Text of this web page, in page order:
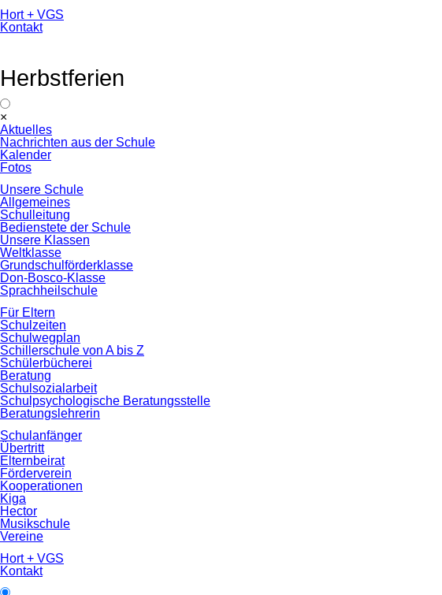
Hort + VGS
Kontakt
Herbstferien
×
überspringen
Aktuelles
Nachrichten aus der Schule
Kalender
Fotos
Unsere Schule
Allgemeines
Schulleitung
Bedienstete der Schule
Unsere Klassen
Weltklasse
Grundschulförderklasse
Don-Bosco-Klasse
Sprachheilschule
Für Eltern
Schulzeiten
Schulwegplan
Schillerschule von A bis Z
Schülerbücherei
Beratung
Schulsozialarbeit
Schulpsychologische Beratungsstelle
Beratungslehrerin
Schulanfänger
Übertritt
Elternbeirat
Förderverein
Kooperationen
Kiga
Hector
Musikschule
Vereine
Hort + VGS
Kontakt